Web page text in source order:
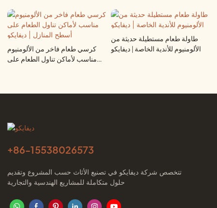
كرسي طعام فاخر من الألومنيوم
مناسب لأماكن تناول الطعام على
طاولة طعام مستطيلة حديثة من
الألومنيوم للأندية الخاصة | ديفايكو
+86-15538026573
تتخصص شركة ديفايكو في تصنيع الأثاث حسب المشروع وتقديم
حلول متكاملة للمشاريع الهندسية والتجارية